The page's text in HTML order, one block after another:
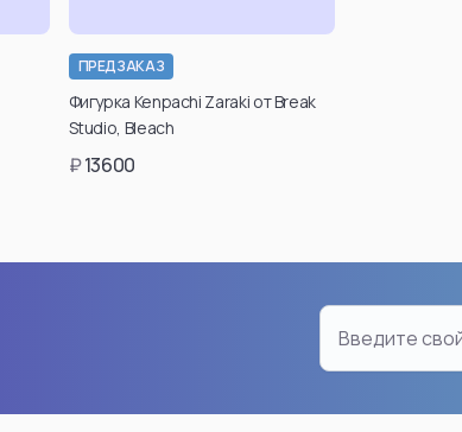
Подтвердить свой
возраст для просмотра
можете в личном
ПРЕДЗАКАЗ
Фигурка Kenpachi Zaraki от Break
Studio, Bleach
₽13600